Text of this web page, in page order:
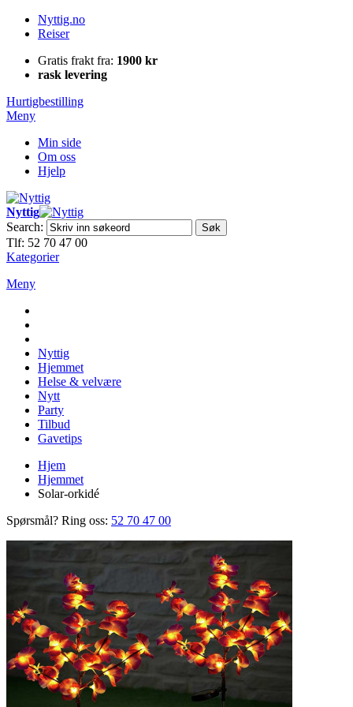
Nyttig.no
Reiser
Gratis frakt fra: 1900 kr
rask levering
Hurtigbestilling
Meny
Min side
Om oss
Hjelp
Nyttig
Search:
Søk
Tlf: 52 70 47 00
Kategorier
Meny
Nyttig
Hjemmet
Helse & velvære
Nytt
Party
Tilbud
Gavetips
Hjem
Hjemmet
Solar-orkidé
Spørsmål? Ring oss: 52 70 47 00